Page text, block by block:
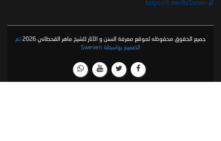
جميع الحقوق محفوظه لموقع معرفة السنن و الآثار للشيخ ماهر القحطاني 2026
تم
الصميم بواسطة Sweven